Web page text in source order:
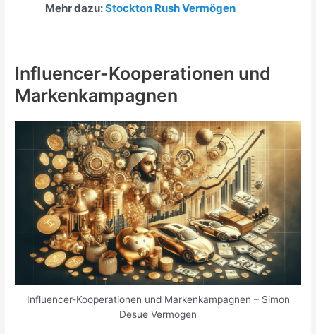
Mehr dazu:Stockton Rush Vermögen
Influencer-Kooperationen und
Markenkampagnen
Influencer-Kooperationen und Markenkampagnen – Simon
Desue Vermögen